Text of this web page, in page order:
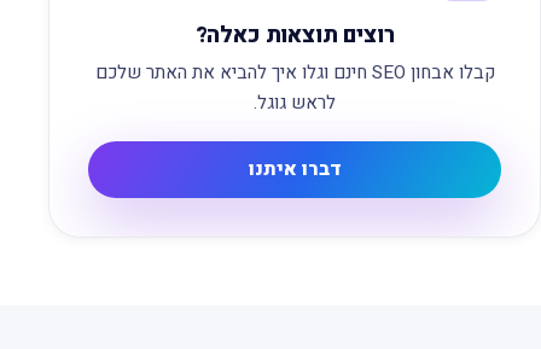
רוצים תוצאות כאלה?
קבלו אבחון SEO חינם וגלו איך להביא את האתר שלכם
לראש גוגל.
דברו איתנו